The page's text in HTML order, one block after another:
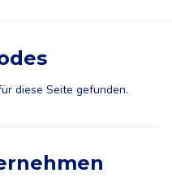
diese Seite gefunden.